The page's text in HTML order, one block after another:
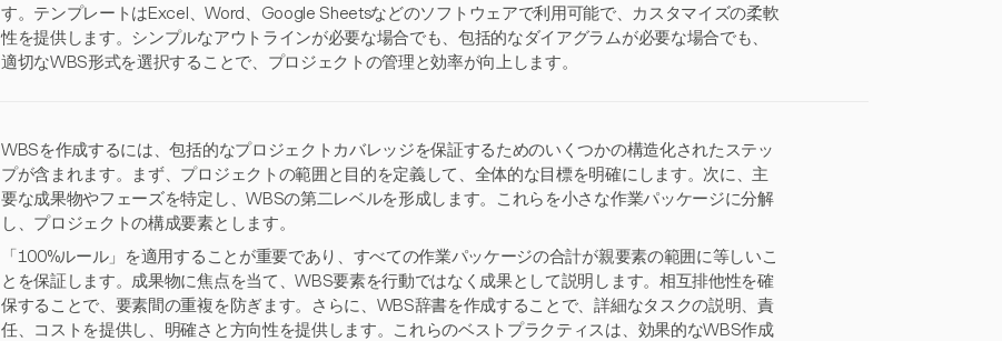
す。テンプレートはExcel、Word、Google Sheetsなどのソフトウェアで利用可能で、カスタマイズの柔軟
性を提供します。シンプルなアウトラインが必要な場合でも、包括的なダイアグラムが必要な場合でも、
適切なWBS形式を選択することで、プロジェクトの管理と効率が向上します。
WBSを作成するには、包括的なプロジェクトカバレッジを保証するためのいくつかの構造化されたステッ
プが含まれます。まず、プロジェクトの範囲と目的を定義して、全体的な目標を明確にします。次に、主
要な成果物やフェーズを特定し、WBSの第二レベルを形成します。これらを小さな作業パッケージに分解
し、プロジェクトの構成要素とします。
「100%ルール」を適用することが重要であり、すべての作業パッケージの合計が親要素の範囲に等しいこ
とを保証します。成果物に焦点を当て、WBS要素を行動ではなく成果として説明します。相互排他性を確
保することで、要素間の重複を防ぎます。さらに、WBS辞書を作成することで、詳細なタスクの説明、責
任、コストを提供し、明確さと方向性を提供します。これらのベストプラクティスは、効果的なWBS作成